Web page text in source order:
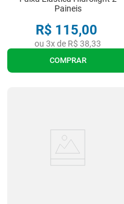
Paineis
R$ 115,00
ou 3x de R$ 38,33
COMPRAR